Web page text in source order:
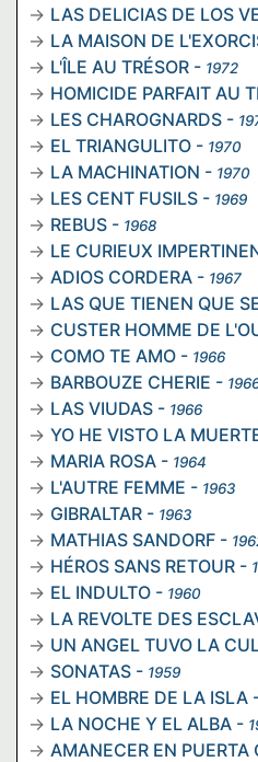
LAS DELICIAS DE LOS
LA MAISON DE
L'ÎLE AU TRÉSOR - 1972
HOMICIDE PARFAIT AU
LES CHAROGNARDS -
EL TRIANGULITO - 1970
LA MACHINATION - 1970
LES CENT FUSILS - 1969
REBUS - 1968
LE CURIEUX
ADIOS CORDERA - 1967
LAS QUE TIENEN QUE
CUSTER HOMME DE
COMO TE AMO - 1966
BARBOUZE CHERIE -
LAS VIUDAS - 1966
YO HE VISTO LA
MARIA ROSA - 1964
L'AUTRE FEMME - 1963
GIBRALTAR - 1963
MATHIAS SANDORF -
HÉROS SANS RETOUR -
EL INDULTO - 1960
LA REVOLTE DES
UN ANGEL TUVO LA
SONATAS - 1959
EL HOMBRE DE LA ISLA
LA NOCHE Y EL ALBA -
AMANECER EN PUERTA